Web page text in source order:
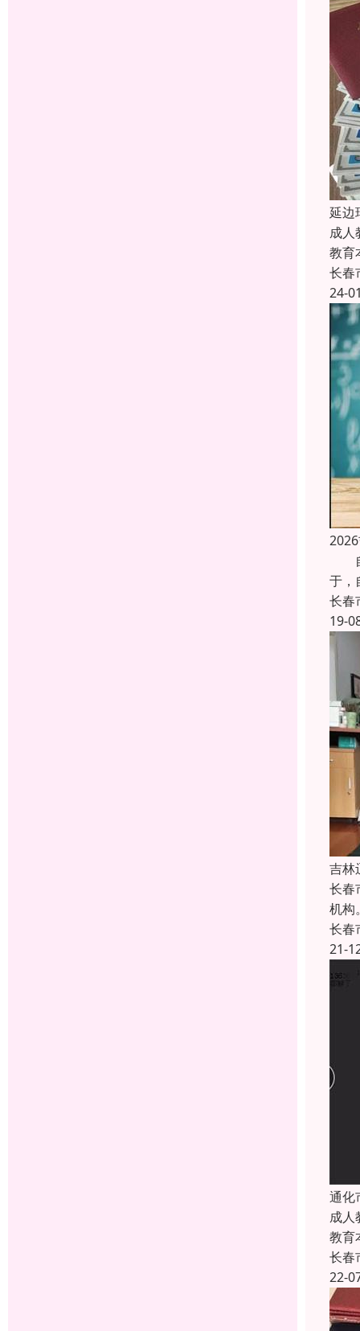
延边
成人
教育
长春
24-
自
于，
长春
19-
吉林
长春
机构
长春
21-
通化
成人
教育
长春
22-